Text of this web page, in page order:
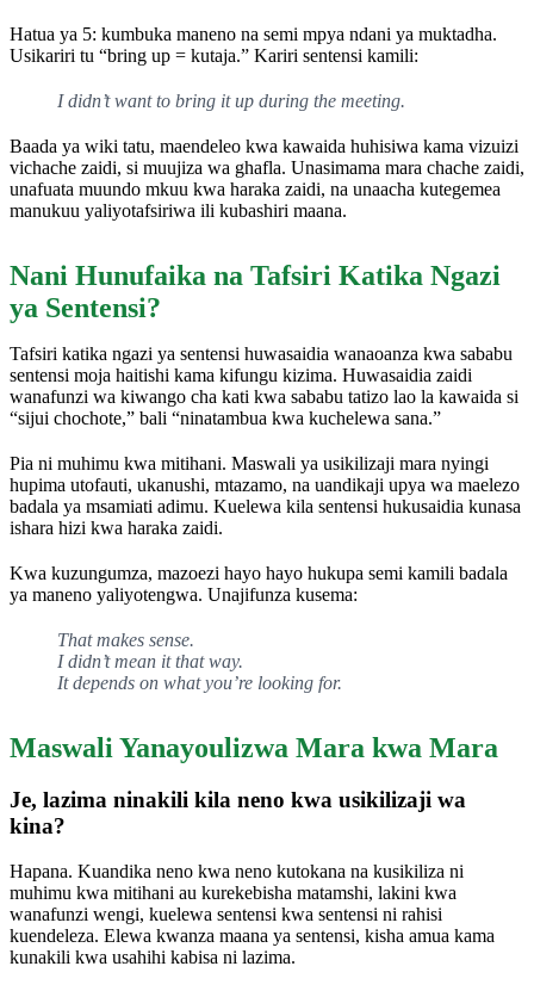
Hatua ya 5: kumbuka maneno na semi mpya ndani ya muktadha.
Usikariri tu “bring up = kutaja.” Kariri sentensi kamili:
I didn’t want to bring it up during the meeting.
Baada ya wiki tatu, maendeleo kwa kawaida huhisiwa kama vizuizi
vichache zaidi, si muujiza wa ghafla. Unasimama mara chache zaidi,
unafuata muundo mkuu kwa haraka zaidi, na unaacha kutegemea
manukuu yaliyotafsiriwa ili kubashiri maana.
Nani Hunufaika na Tafsiri Katika Ngazi
ya Sentensi?
Tafsiri katika ngazi ya sentensi huwasaidia wanaoanza kwa sababu
sentensi moja haitishi kama kifungu kizima. Huwasaidia zaidi
wanafunzi wa kiwango cha kati kwa sababu tatizo lao la kawaida si
“sijui chochote,” bali “ninatambua kwa kuchelewa sana.”
Pia ni muhimu kwa mitihani. Maswali ya usikilizaji mara nyingi
hupima utofauti, ukanushi, mtazamo, na uandikaji upya wa maelezo
badala ya msamiati adimu. Kuelewa kila sentensi hukusaidia kunasa
ishara hizi kwa haraka zaidi.
Kwa kuzungumza, mazoezi hayo hayo hukupa semi kamili badala
ya maneno yaliyotengwa. Unajifunza kusema:
That makes sense.
I didn’t mean it that way.
It depends on what you’re looking for.
Maswali Yanayoulizwa Mara kwa Mara
Je, lazima ninakili kila neno kwa usikilizaji wa
kina?
Hapana. Kuandika neno kwa neno kutokana na kusikiliza ni
muhimu kwa mitihani au kurekebisha matamshi, lakini kwa
wanafunzi wengi, kuelewa sentensi kwa sentensi ni rahisi
kuendeleza. Elewa kwanza maana ya sentensi, kisha amua kama
kunakili kwa usahihi kabisa ni lazima.